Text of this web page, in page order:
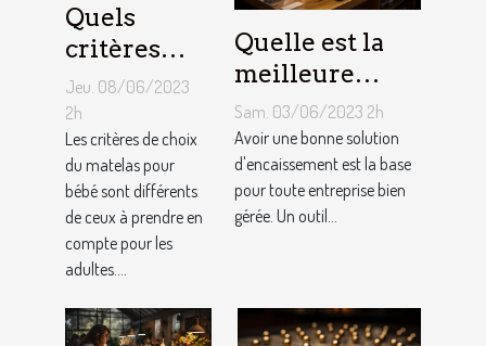
Quels
critères
pour
choisir un
matelas de
bébé ?
Jeu. 08/06/2023
2h
Les critères de choix
du matelas pour
bébé sont différents
de ceux à prendre en
compte pour les
adultes....
Quelle est la
meilleure
solution
d'encaissement
pour votre
entreprise ?
Sam. 03/06/2023 2h
Avoir une bonne solution
d'encaissement est la base
pour toute entreprise bien
gérée. Un outil...